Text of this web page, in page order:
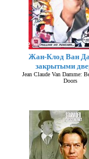
Жан-Клод Ван
закрытыми
Jean Claude Van Damme:
Doors